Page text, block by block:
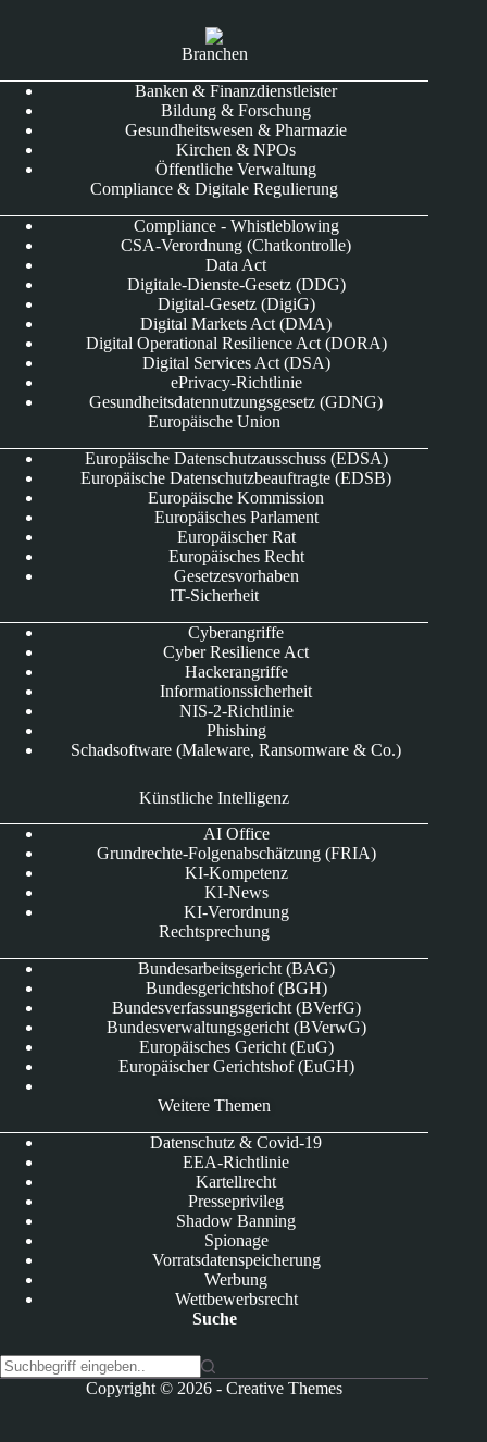
Branchen
Banken & Finanzdienstleister
Bildung & Forschung
Gesundheitswesen & Pharmazie
Kirchen & NPOs
Öffentliche Verwaltung
Compliance & Digitale Regulierung
Compliance - Whistleblowing
CSA-Verordnung (Chatkontrolle)
Data Act
Digitale-Dienste-Gesetz (DDG)
Digital-Gesetz (DigiG)
Digital Markets Act (DMA)
Digital Operational Resilience Act (DORA)
Digital Services Act (DSA)
ePrivacy-Richtlinie
Gesundheitsdatennutzungsgesetz (GDNG)
Europäische Union
Europäische Datenschutzausschuss (EDSA)
Europäische Datenschutzbeauftragte (EDSB)
Europäische Kommission
Europäisches Parlament
Europäischer Rat
Europäisches Recht
Gesetzesvorhaben
IT-Sicherheit
Cyberangriffe
Cyber Resilience Act
Hackerangriffe
Informationssicherheit
NIS-2-Richtlinie
Phishing
Schadsoftware (Maleware, Ransomware & Co.)
Künstliche Intelligenz
AI Office
Grundrechte-Folgenabschätzung (FRIA)
KI-Kompetenz
KI-News
KI-Verordnung
Rechtsprechung
Bundesarbeitsgericht (BAG)
Bundesgerichtshof (BGH)
Bundesverfassungsgericht (BVerfG)
Bundesverwaltungsgericht (BVerwG)
Europäisches Gericht (EuG)
Europäischer Gerichtshof (EuGH)
Weitere Themen
Datenschutz & Covid-19
EEA-Richtlinie
Kartellrecht
Presseprivileg
Shadow Banning
Spionage
Vorratsdatenspeicherung
Werbung
Wettbewerbsrecht
Suche
Copyright © 2026 -Creative Themes